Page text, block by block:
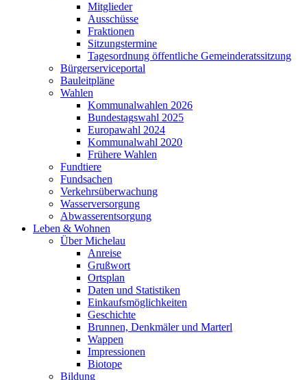
Mitglieder
Ausschüsse
Fraktionen
Sitzungstermine
Tagesordnung öffentliche Gemeinderatssitzung
Bürgerserviceportal
Bauleitpläne
Wahlen
Kommunalwahlen 2026
Bundestagswahl 2025
Europawahl 2024
Kommunalwahl 2020
Frühere Wahlen
Fundtiere
Fundsachen
Verkehrsüberwachung
Wasserversorgung
Abwasserentsorgung
Leben & Wohnen
Über Michelau
Anreise
Grußwort
Ortsplan
Daten und Statistiken
Einkaufsmöglichkeiten
Geschichte
Brunnen, Denkmäler und Marterl
Wappen
Impressionen
Biotope
Bildung